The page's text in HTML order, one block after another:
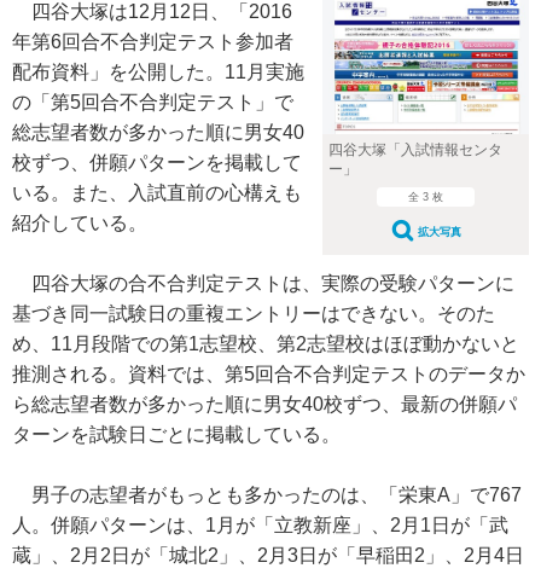
四谷大塚「入試情報センタ
ー」
全 3 枚
拡大写真
四谷大塚は12月12日、「2016
年第6回合不合判定テスト参加者
配布資料」を公開した。11月実施
の「第5回合不合判定テスト」で
総志望者数が多かった順に男女40
校ずつ、併願パターンを掲載して
いる。また、入試直前の心構えも
紹介している。
四谷大塚の合不合判定テストは、実際の受験パターンに
基づき同一試験日の重複エントリーはできない。そのた
め、11月段階での第1志望校、第2志望校はほぼ動かないと
推測される。資料では、第5回合不合判定テストのデータか
ら総志望者数が多かった順に男女40校ずつ、最新の併願パ
ターンを試験日ごとに掲載している。
男子の志望者がもっとも多かったのは、「栄東A」で767
人。併願パターンは、1月が「立教新座」、2月1日が「武
蔵」、2月2日が「城北2」、2月3日が「早稲田2」、2月4日